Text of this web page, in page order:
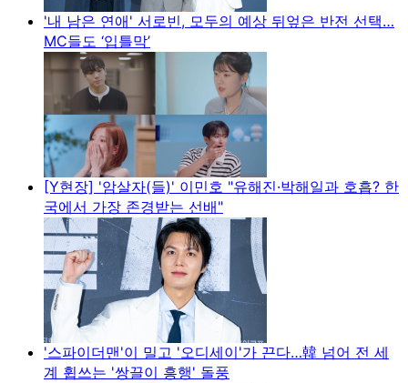
'내 남은 연애' 서로빈, 모두의 예상 뒤엎은 반전 선택…
MC들도 ‘입틀막’
[Y현장] '암살자(들)' 이민호 "유해진·박해일과 호흡? 한
국에서 가장 존경받는 선배"
'스파이더맨'이 밀고 '오디세이'가 끈다…韓 넘어 전 세
계 휩쓰는 '쌍끌이 흥행' 돌풍